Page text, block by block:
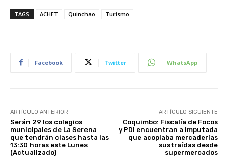
TAGS ACHET Quinchao Turismo
Facebook Twitter WhatsApp
ARTÍCULO ANTERIOR
Serán 29 los colegios
municipales de La Serena
que tendrán clases hasta las
13:30 horas este Lunes
(Actualizado)
ARTÍCULO SIGUIENTE
Coquimbo: Fiscalía de Focos
y PDI encuentran a imputada
que acopiaba mercaderías
sustraídas desde
supermercados